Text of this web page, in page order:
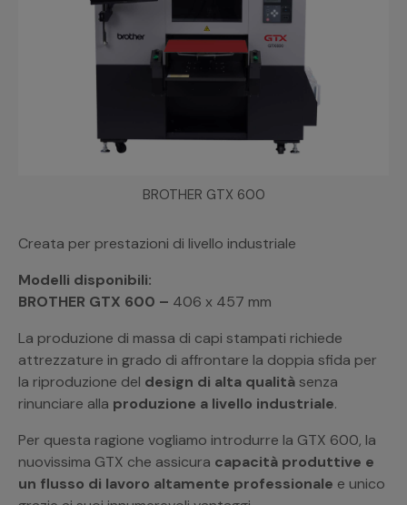
BROTHER GTX 600
Creata per prestazioni di livello industriale
Modelli disponibili:
BROTHER GTX 600 – 406 x 457 mm
La produzione di massa di capi stampati richiede
attrezzature in grado di affrontare la doppia sfida per
la riproduzione del design di alta qualitàsenza
rinunciare alla produzione a livello industriale.
Per questa ragione vogliamo introdurre la GTX 600, la
nuovissima GTX che assicura capacità produttive e
un flusso di lavoro altamente professionale e unico